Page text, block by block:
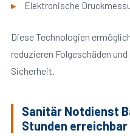
Elektronische
Diese Technologien
reduzieren Folgeschäden
Sicherheit.
Sanitär Notdienst
Stunden erreichbar